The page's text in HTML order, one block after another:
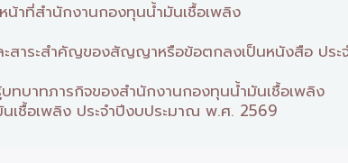
าที่สำนักงานกองทุนน้ำมันเชื้อเพลิง
สาระสำคัญของสัญญาหรือข้อตกลงเป็นหนังสือ ปร
ทบาทภารกิจของสำนักงานกองทุนน้ำมันเชื้อเพลิง
ชื้อเพลิง ประจำปีงบประมาณ พ.ศ. 2569